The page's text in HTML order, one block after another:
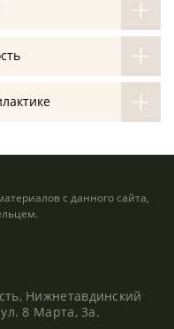
с данного сайта,
Нижнетавдинский
8 Марта, 3а.